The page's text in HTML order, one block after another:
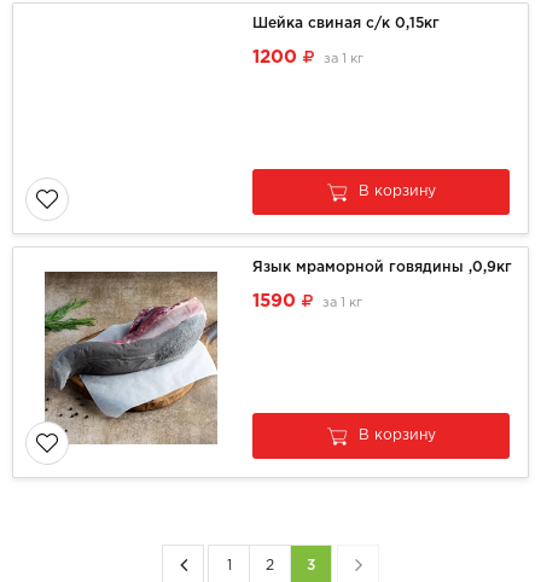
Шейка свиная с/к 0,15кг
1200 за 1 кг
В корзину
Язык мраморной говядины ,0,9кг
1590 за 1 кг
В корзину
1 2 3